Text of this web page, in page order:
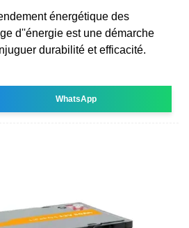
énergétique des
d''énergie est une démarche
durabilité et efficacité.
WhatsApp